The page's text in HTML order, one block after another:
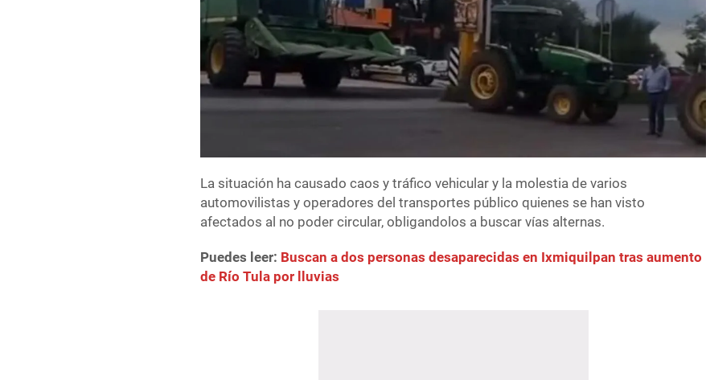
La situación ha causado caos y tráfico vehicular y la molestia de varios
automovilistas y operadores del transportes público quienes se han visto
afectados al no poder circular, obligandolos a buscar vías alternas.
Puedes leer: Buscan a dos personas desaparecidas en Ixmiquilpan tras aumento
de Río Tula por lluvias